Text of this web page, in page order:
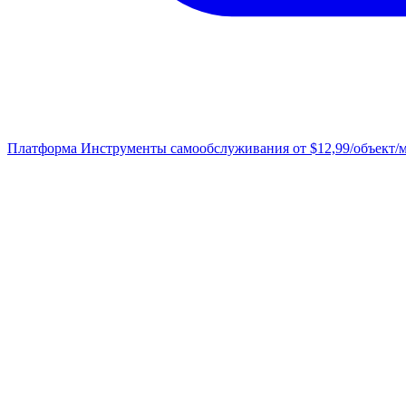
Платформа Инструменты самообслуживания от $12,99/объект/